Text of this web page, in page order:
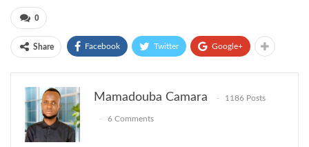
0
Share Facebook Twitter Google+
Mamadouba Camara 1186 Posts
6 Comments